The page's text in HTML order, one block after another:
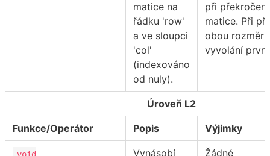
matice na
řádku 'row'
a ve sloupci
'col'
(indexováno
od nuly).
při
matice. Při
obou
vyvolání
Úroveň L2
Funkce/Operátor Popis Výjimky
void
Vynásobí
Žádné